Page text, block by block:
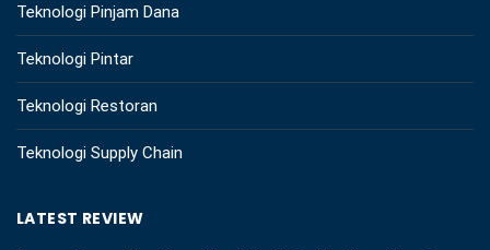
Teknologi Pinjam Dana
Teknologi Pintar
Teknologi Restoran
Teknologi Supply Chain
LATEST REVIEW